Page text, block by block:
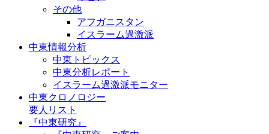
その他
アフガニスタン
イスラーム過激派
中東情報分析
中東トピックス
中東分析レポート
イスラーム過激派モニター
中東クロノロジー
要人リスト
『中東研究』